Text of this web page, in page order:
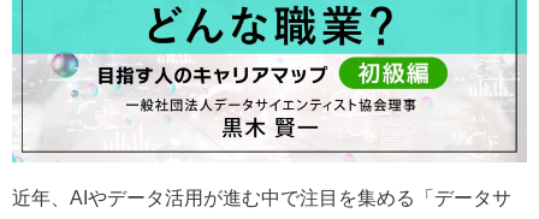
近年、AIやデータ活用が進む中で注目を集める「データサ